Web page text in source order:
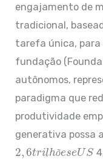
engajamento de
tradicional,
tarefa única, para
fundação
autônomos,
paradigma que
produtividade
generativa possa
õ
2 6t ilh eUS